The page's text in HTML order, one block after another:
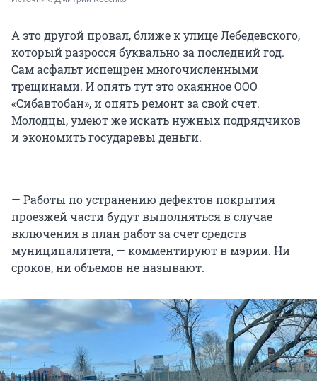
А это другой провал, ближе к улице Лебедевского,
который разросся буквально за последний год.
Сам асфальт испещрен многочисленными
трещинами. И опять тут это окаянное ООО
«Сибавтобан», и опять ремонт за свой счет.
Молодцы, умеют же искать нужных подрядчиков
и экономить государевы деньги.
— Работы по устранению дефектов покрытия
проезжей части будут выполняться в случае
включения в план работ за счет средств
муниципалитета, — комментируют в мэрии. Ни
сроков, ни объемов не называют.